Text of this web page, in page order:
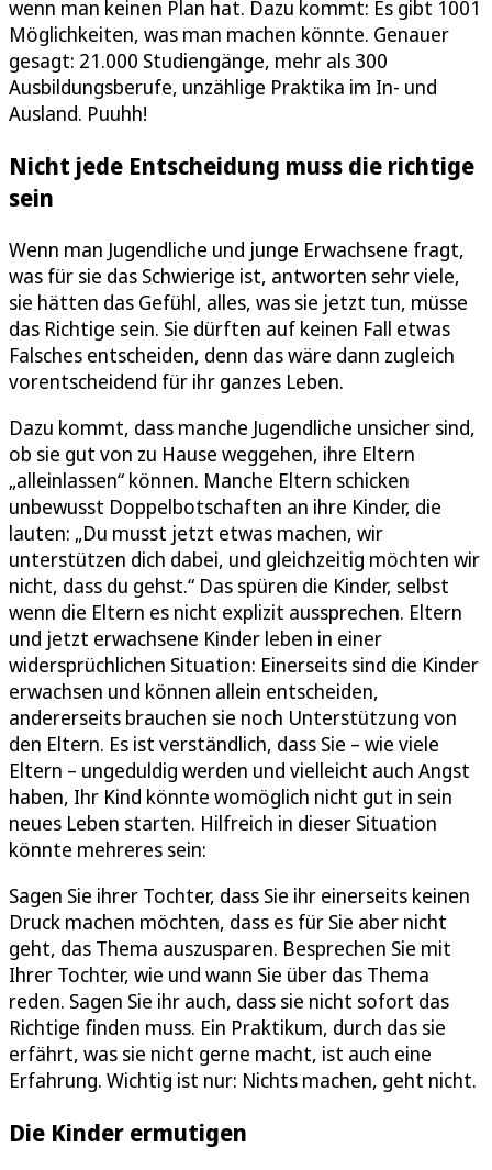
wenn man keinen Plan hat. Dazu kommt: Es gibt 1001
Möglichkeiten, was man machen könnte. Genauer
gesagt: 21.000 Studiengänge, mehr als 300
Ausbildungsberufe, unzählige Praktika im In- und
Ausland. Puuhh!
Nicht jede Entscheidung muss die richtige
sein
Wenn man Jugendliche und junge Erwachsene fragt,
was für sie das Schwierige ist, antworten sehr viele,
sie hätten das Gefühl, alles, was sie jetzt tun, müsse
das Richtige sein. Sie dürften auf keinen Fall etwas
Falsches entscheiden, denn das wäre dann zugleich
vorentscheidend für ihr ganzes Leben.
Dazu kommt, dass manche Jugendliche unsicher sind,
ob sie gut von zu Hause weggehen, ihre Eltern
„alleinlassen“ können. Manche Eltern schicken
unbewusst Doppelbotschaften an ihre Kinder, die
lauten: „Du musst jetzt etwas machen, wir
unterstützen dich dabei, und gleichzeitig möchten wir
nicht, dass du gehst.“ Das spüren die Kinder, selbst
wenn die Eltern es nicht explizit aussprechen. Eltern
und jetzt erwachsene Kinder leben in einer
widersprüchlichen Situation: Einerseits sind die Kinder
erwachsen und können allein entscheiden,
andererseits brauchen sie noch Unterstützung von
den Eltern. Es ist verständlich, dass Sie – wie viele
Eltern – ungeduldig werden und vielleicht auch Angst
haben, Ihr Kind könnte womöglich nicht gut in sein
neues Leben starten. Hilfreich in dieser Situation
könnte mehreres sein:
Sagen Sie ihrer Tochter, dass Sie ihr einerseits keinen
Druck machen möchten, dass es für Sie aber nicht
geht, das Thema auszusparen. Besprechen Sie mit
Ihrer Tochter, wie und wann Sie über das Thema
reden. Sagen Sie ihr auch, dass sie nicht sofort das
Richtige finden muss. Ein Praktikum, durch das sie
erfährt, was sie nicht gerne macht, ist auch eine
Erfahrung. Wichtig ist nur: Nichts machen, geht nicht.
Die Kinder ermutigen